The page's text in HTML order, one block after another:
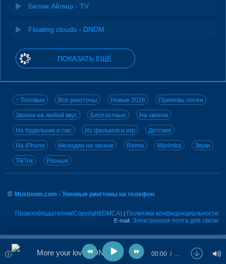
Билли Айлиш - TV
Floating clouds - DNDM
ПОКАЗАТЬ ЕЩЁ
↑ Топовые Все рингтоны Новые 2026 Припевы песен
Звонок на любой вкус Бесплатные На звонок
На будильник и смс Из фильмов и игр Детские
На iPhone Мелодии на звонок Remix Marimba Звуки
TikTok Разные
© Musboom.com - Топовые рингтоны на телефон
Правообладателям/Copyright(DMCA) | Политика конфиденциальности
E-mail: Электронная почта для связи
More your love - DNDM 00:00 …